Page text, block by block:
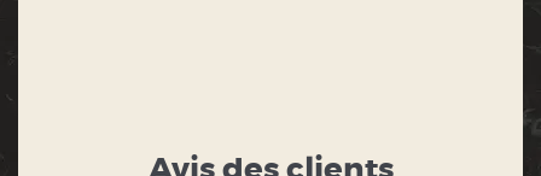
Avis des clients